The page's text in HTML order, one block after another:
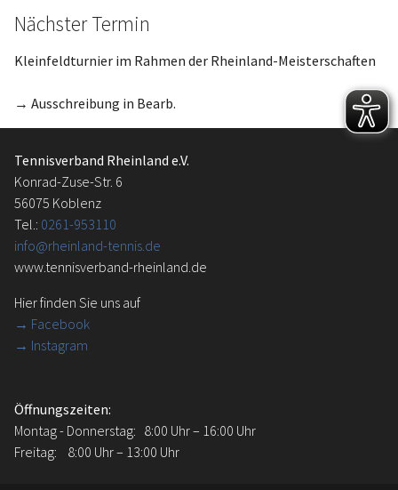
Nächster Termin
Kleinfeldturnier im Rahmen der Rheinland-Meisterschaften
→ Ausschreibung in Bearb.
Tennisverband Rheinland e.V.
Konrad-Zuse-Str. 6
56075 Koblenz
Tel.: 0261-953110
info@rheinland-tennis.de
www.tennisverband-rheinland.de
Hier finden Sie uns auf
→ Facebook
→ Instagram
Öffnungszeiten:
Montag - Donnerstag: 8:00 Uhr – 16:00 Uhr
Freitag: 8:00 Uhr – 13:00 Uhr